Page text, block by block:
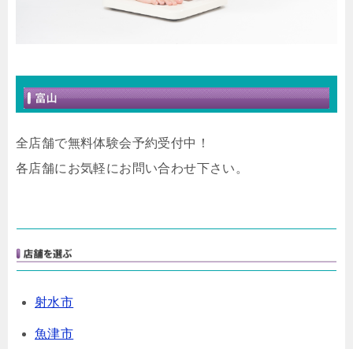
全店舗で無料体験会予約受付中！
各店舗にお気軽にお問い合わせ下さい。
射水市
魚津市